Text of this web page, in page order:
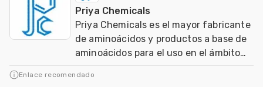
Priya Chemicals
Priya Chemicals es el mayor fabricante
de aminoácidos y productos a base de
aminoácidos para el uso en el ámbito
de nutracéuticos, Agricultura y
Veterinaria
Enlace recomendado